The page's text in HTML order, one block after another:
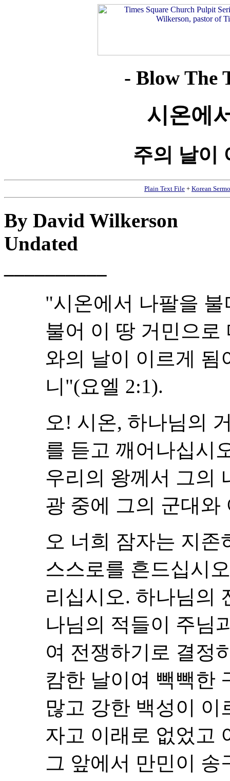
- Blow The
시온에
주의 날이
Plain Text File + Korean
By David Wilkerson
Undated
"시온에서 나팔을
불어 이 땅 거민으로
와의 날이 이르게 됨
니"(요엘 2:1).
오! 시온, 하나님의
를 듣고 깨어나십시
우리의 왕께서 그의
광 중에 그의 군대와
오 너희 잠자는 지
스스로를 흔드십시
리십시오. 하나님의
나님의 적들이 주님
여 전쟁하기로 결정
캄한 날이여 빽빽한
많고 강한 백성이
자고 이래로 없었고
그 앞에서 만민이